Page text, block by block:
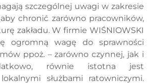
szczególnej uwagi w zakresie
chronić zarówno pracowników,
zakładu. W firmie WIŚNIOWSKI
ogromną wagę do sprawności
ppoż. – zarówno czynnej, jak i
równie istotna jest
służbami ratowniczymi.